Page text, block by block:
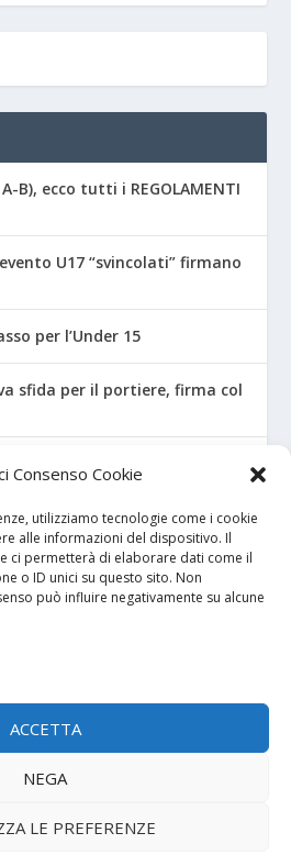
Consenso Cookie
utilizziamo tecnologie come i cookie
alle informazioni del dispositivo. Il
ci permetterà di elaborare dati come il
o ID unici su questo sito. Non
può influire negativamente su alcune
ACCETTA
NEGA
LE PREFERENZE
B), ecco tutti i REGOLAMENTI
U17 “svincolati” firmano
per l’Under 15
sfida per il portiere, firma col
Bandiera” al Crotone: la